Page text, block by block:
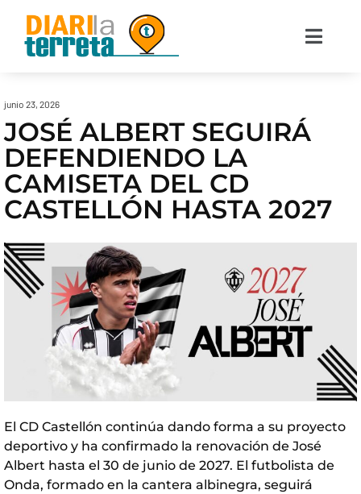
junio 23, 2026
JOSÉ ALBERT SEGUIRÁ
DEFENDIENDO LA
CAMISETA DEL CD
CASTELLÓN HASTA 2027
El CD Castellón continúa dando forma a su proyecto
deportivo y ha confirmado la renovación de José
Albert hasta el 30 de junio de 2027. El futbolista de
Onda, formado en la cantera albinegra, seguirá